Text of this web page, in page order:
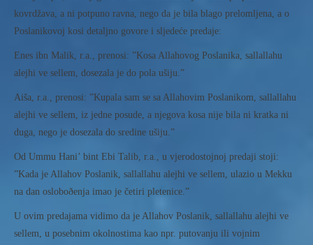
kovrdžava, a ni potpuno ravna, nego da je bila blago prelomljena, a o
Poslanikovoj kosi detaljno govore i sljedeće predaje:
Enes ibn Malik, r.a., prenosi: ”Kosa Allahovog Poslanika, sallallahu
alejhi ve sellem, dosezala je do pola ušiju.”
Aiša, r.a., prenosi: ”Kupala sam se sa Allahovim Poslanikom, sallallahu
alejhi ve sellem, iz jedne posude, a njegova kosa nije bila ni kratka ni
duga, nego je dosezala do sredine ušiju.”
Od Ummu Hani’ bint Ebi Talib, r.a., u vjerodostojnoj predaji stoji:
”Kada je Allahov Poslanik, sallallahu alejhi ve sellem, ulazio u Mekku
na dan osloboðenja imao je četiri pletenice.”
U ovim predajama vidimo da je Allahov Poslanik, sallallahu alejhi ve
sellem, u posebnim okolnostima kao npr. putovanju ili vojnim